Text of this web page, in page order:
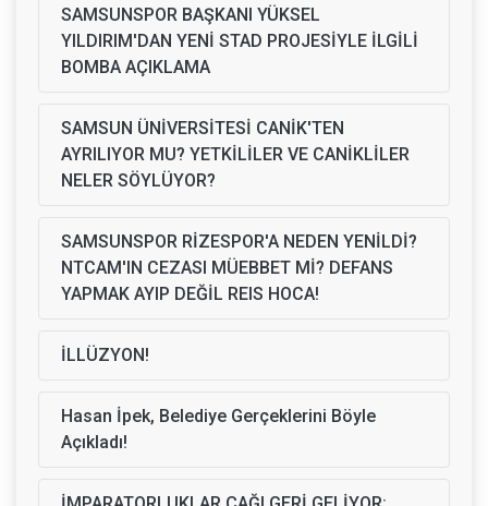
SAMSUNSPOR BAŞKANI YÜKSEL
YILDIRIM'DAN YENİ STAD PROJESİYLE İLGİLİ
BOMBA AÇIKLAMA
SAMSUN ÜNİVERSİTESİ CANİK'TEN
AYRILIYOR MU? YETKİLİLER VE CANİKLİLER
NELER SÖYLÜYOR?
SAMSUNSPOR RİZESPOR'A NEDEN YENİLDİ?
NTCAM'IN CEZASI MÜEBBET Mİ? DEFANS
YAPMAK AYIP DEĞİL REIS HOCA!
İLLÜZYON!
Hasan İpek, Belediye Gerçeklerini Böyle
Açıkladı!